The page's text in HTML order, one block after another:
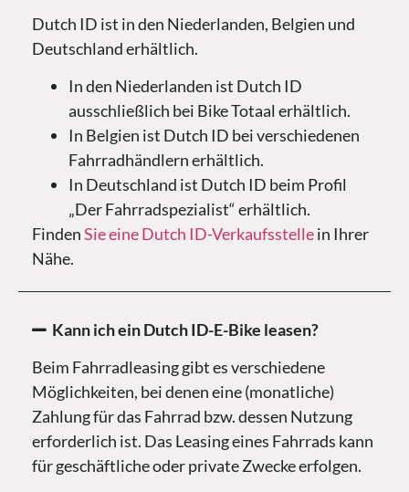
Dutch ID ist in den Niederlanden, Belgien und
Deutschland erhältlich.
In den Niederlanden ist Dutch ID
ausschließlich bei Bike Totaal erhältlich.
In Belgien ist Dutch ID bei verschiedenen
Fahrradhändlern erhältlich.
In Deutschland ist Dutch ID beim Profil
„Der Fahrradspezialist“ erhältlich.
FindenSie eine Dutch ID-Verkaufsstellein Ihrer
Nähe.
Kann ich ein Dutch ID-E-Bike leasen?
Beim Fahrradleasing gibt es verschiedene
Möglichkeiten, bei denen eine (monatliche)
Zahlung für das Fahrrad bzw. dessen Nutzung
erforderlich ist. Das Leasing eines Fahrrads kann
für geschäftliche oder private Zwecke erfolgen.